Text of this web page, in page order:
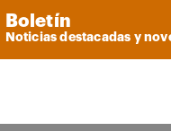
Boletín
Noticias destacadas y